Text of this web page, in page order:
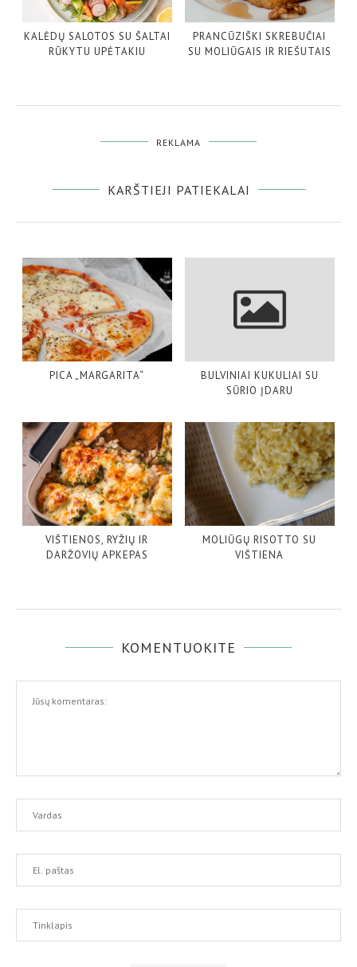
KALĖDŲ SALOTOS SU ŠALTAI
RŪKYTU UPĖTAKIU
PRANCŪZIŠKI SKREBUČIAI
SU MOLIŪGAIS IR RIEŠUTAIS
REKLAMA
KARŠTIEJI PATIEKALAI
PICA „MARGARITA“
BULVINIAI KUKULIAI SU
SŪRIO ĮDARU
VIŠTIENOS, RYŽIŲ IR
DARŽOVIŲ APKEPAS
MOLIŪGŲ RISOTTO SU
VIŠTIENA
KOMENTUOKITE